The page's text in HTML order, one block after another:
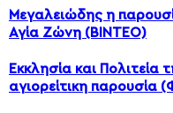
Μεγαλειώδης η
Αγία Ζώνη (ΒΙΝΤΕΟ)
Εκκλησία και Πολιτεία
αγιορείτικη